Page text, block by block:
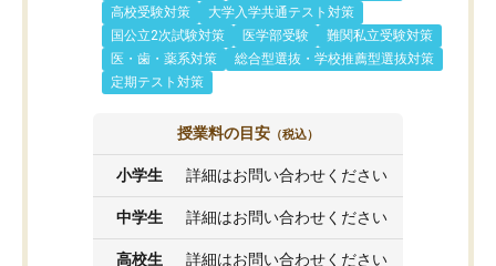
高校受験対策
大学入学共通テスト対策
国公立2次試験対策
医学部受験
難関私立受験対策
医・歯・薬系対策
総合型選抜・学校推薦型選抜対策
定期テスト対策
授業料の目安 （税込）
小学生 詳細はお問い合わせください
中学生 詳細はお問い合わせください
高校生 詳細はお問い合わせください